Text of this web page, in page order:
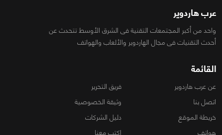
عرب هاردوير
واحد من أكبر المجتمعات التقنية فى الشرق الأوسط تتحدث عن
أحدث التقنيات فى مجال الهاردوير والألعاب والهواتف
القائمة
عن عرب هاردوير
فريق التحرير
اتصل بنا
وثيقة الخصوصية
خريطة الموقع
دليل الشركات
هواتف
اكتب معنا